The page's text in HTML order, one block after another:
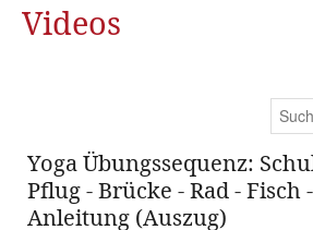
Videos
Yoga Übungssequenz:
Pflug - Brücke - Rad - Fisch
Anleitung (Auszug)